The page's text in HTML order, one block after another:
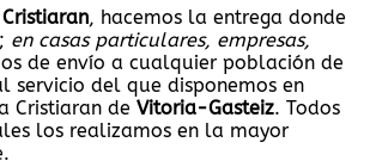
, hacemos la entrega donde
en casas particulares, empresas,
de envío a cualquier población de
servicio del que disponemos en
Cristiaran de Vitoria-Gasteiz. Todos
los realizamos en la mayor